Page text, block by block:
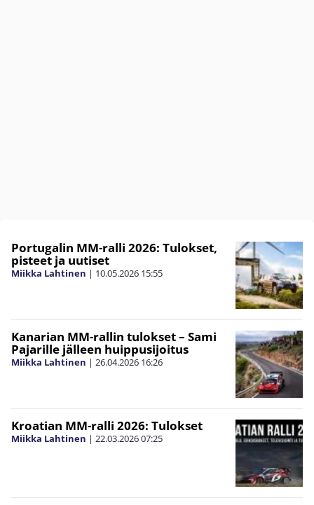
Portugalin MM-ralli 2026: Tulokset,
pisteet ja uutiset
Miikka Lahtinen | 10.05.2026 15:55
Kanarian MM-rallin tulokset – Sami
Pajarille jälleen huippusijoitus
Miikka Lahtinen | 26.04.2026 16:26
Kroatian MM-ralli 2026: Tulokset
Miikka Lahtinen | 22.03.202607:25